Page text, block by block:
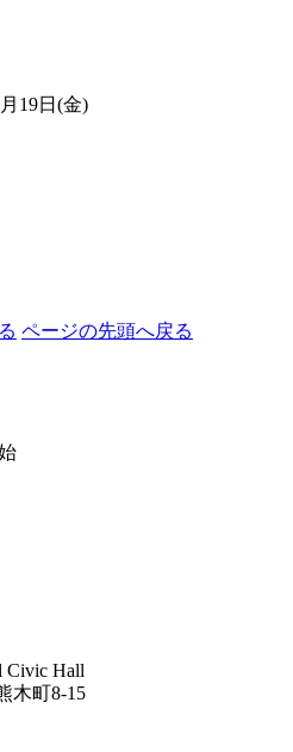
19日(金)
ページの先頭へ戻る
Civic Hall
木町8-15